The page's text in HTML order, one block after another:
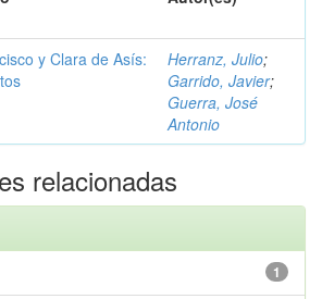
y Clara de Asís:
Herranz, Julio;
Garrido, Javier;
Guerra, José
Antonio
relacionadas
1